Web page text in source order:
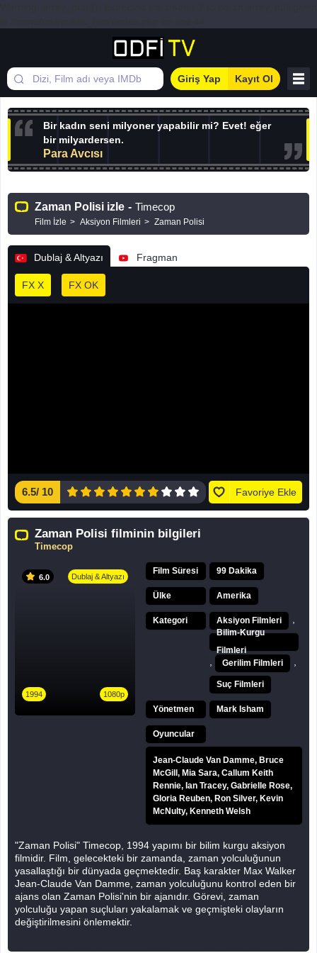
Giriş Yap Kayıt Ol
Bir kadın seni milyoner yapabilir mi? Evet! eğer
bir milyardersen.
Para Avcısı
Zaman Polisi izle - Timecop
Film İzle Aksiyon Filmleri Zaman Polisi
Dublaj & Altyazı Fragman
FX X FX OK
6.5/ 10 Favoriye Ekle
Zaman Polisi filminin bilgileri
Timecop
6.0 Dublaj & Altyazı
1994 1080p
Film Süresi 99 Dakika
Ülke Amerika
Kategori Aksiyon Filmleri
Bilim-Kurgu
Filmleri
Gerilim Filmleri
Suç Filmleri
Yönetmen Mark Isham
Oyuncular
Jean-Claude Van Damme, Bruce
McGill, Mia Sara, Callum Keith
Rennie, Ian Tracey, Gabrielle Rose,
Gloria Reuben, Ron Silver, Kevin
McNulty, Kenneth Welsh
"Zaman Polisi" Timecop, 1994 yapımı bir bilim kurgu aksiyon
filmidir. Film, gelecekteki bir zamanda, zaman yolculuğunun
yasallaştığı bir dünyada geçmektedir. Baş karakter Max Walker
Jean-Claude Van Damme, zaman yolculuğunu kontrol eden bir
ajans olan Zaman Polisi'nin bir ajanıdır. Görevi, zaman
yolculuğu yapan suçluları yakalamak ve geçmişteki olayların
değiştirilmesini önlemektir.